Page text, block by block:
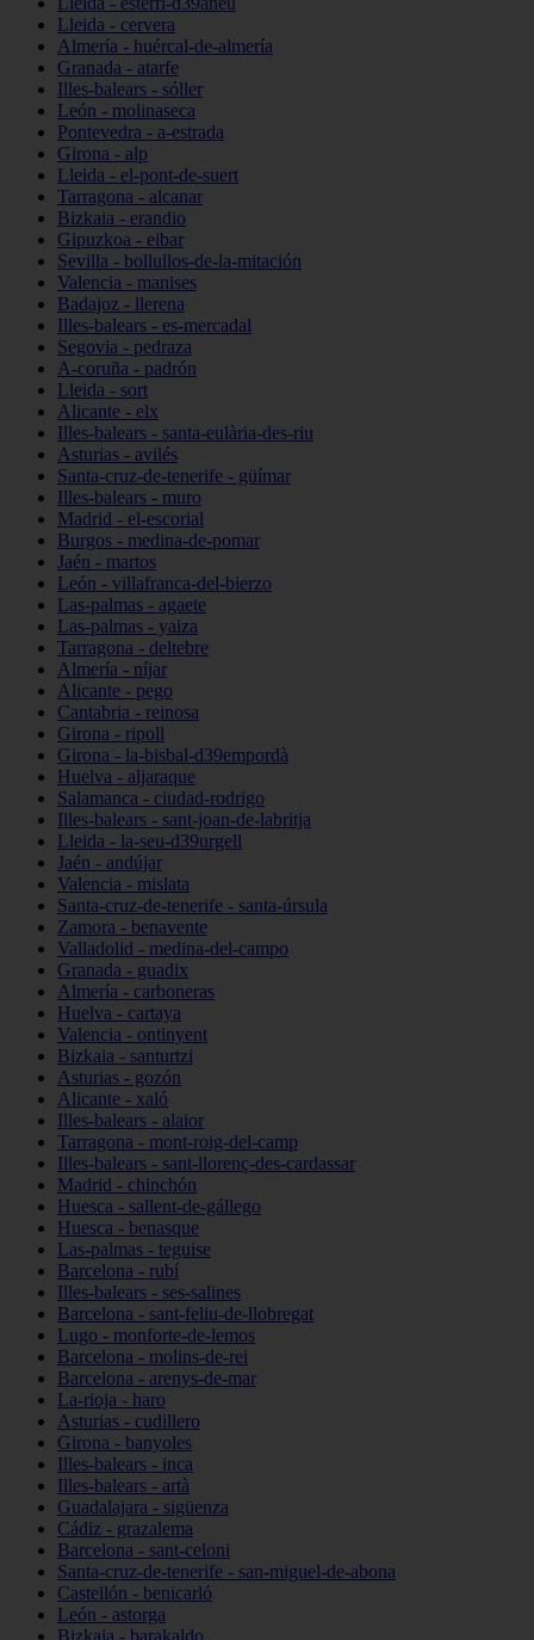
Lleida - cervera
Almería - huércal-de-almería
Granada - atarfe
Illes-balears - sóller
León - molinaseca
Pontevedra - a-estrada
Girona - alp
Lleida - el-pont-de-suert
Tarragona - alcanar
Bizkaia - erandio
Gipuzkoa - eibar
Sevilla - bollullos-de-la-mitación
Valencia - manises
Badajoz - llerena
Illes-balears - es-mercadal
Segovia - pedraza
A-coruña - padrón
Lleida - sort
Alicante - elx
Illes-balears - santa-eulària-des-riu
Asturias - avilés
Santa-cruz-de-tenerife - güímar
Illes-balears - muro
Madrid - el-escorial
Burgos - medina-de-pomar
Jaén - martos
León - villafranca-del-bierzo
Las-palmas - agaete
Las-palmas - yaiza
Tarragona - deltebre
Almería - níjar
Alicante - pego
Cantabria - reinosa
Girona - ripoll
Girona - la-bisbal-d39empordà
Huelva - aljaraque
Salamanca - ciudad-rodrigo
Illes-balears - sant-joan-de-labritja
Lleida - la-seu-d39urgell
Jaén - andújar
Valencia - mislata
Santa-cruz-de-tenerife - santa-úrsula
Zamora - benavente
Valladolid - medina-del-campo
Granada - guadix
Almería - carboneras
Huelva - cartaya
Valencia - ontinyent
Bizkaia - santurtzi
Asturias - gozón
Alicante - xaló
Illes-balears - alaior
Tarragona - mont-roig-del-camp
Illes-balears - sant-llorenç-des-cardassar
Madrid - chinchón
Huesca - sallent-de-gállego
Huesca - benasque
Las-palmas - teguise
Barcelona - rubí
Illes-balears - ses-salines
Barcelona - sant-feliu-de-llobregat
Lugo - monforte-de-lemos
Barcelona - molins-de-rei
Barcelona - arenys-de-mar
La-rioja - haro
Asturias - cudillero
Girona - banyoles
Illes-balears - inca
Illes-balears - artà
Guadalajara - sigüenza
Cádiz - grazalema
Barcelona - sant-celoni
Santa-cruz-de-tenerife - san-miguel-de-abona
Castellón - benicarló
León - astorga
Bizkaia - barakaldo